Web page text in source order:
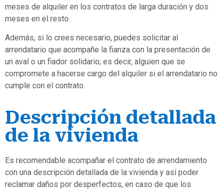
meses de alquiler en los contratos de larga duración y dos
meses en el resto.
Además, si lo crees necesario, puedes solicitar al
arrendatario que acompañe la fianza con la presentación de
un aval o un fiador solidario; es decir, alguien que se
compromete a hacerse cargo del alquiler si el arrendatario no
cumple con el contrato.
Descripción detallada
de la vivienda
Es recomendable acompañar el contrato de arrendamiento
con una descripción detallada de la vivienda y así poder
reclamar daños por desperfectos, en caso de que los